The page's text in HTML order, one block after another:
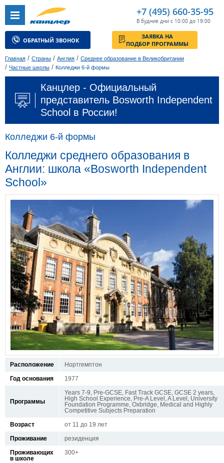
+7 (495) 660-35-95
В будние дни с 10:00 до 19:00
ОБРАТНЫЙ ЗВОНОК
ЗАЯВКА НА
ПОДБОР ПРОГРАММЫ
Главная / Страны / Англия / Среднее образование в Великобритании
/ Частные школы / Колледжи 6-й формы
Канцлер - Официальный
представитель Bosworth Independent
School в России!
Колледжи 6-й формы
Колледжи среднего образования в
Англии: школа «Bosworth Independent
School»
Расположение
Нортгемптон
Год основания
1977
Программы
Years 7-9, Pre-GCSE, Fast Track GCSE, GCSE 2 years,
High School Experience, Pre-A Level, A Level, University
Foundation Programme, Oxbridge, Medical and Highly
Competitive Subjects Preparation
Возраст
от 11 до 19 лет
Проживание
резиденция
Проживающих
в школе
300+